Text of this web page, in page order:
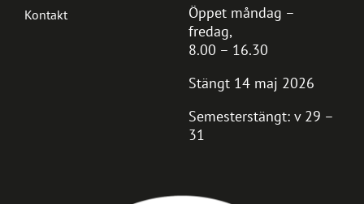
Öppet måndag –
fredag,
8.00 – 16.30
Stängt 14 maj 2026
Semesterstängt: v 29 –
31
Kontakt